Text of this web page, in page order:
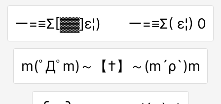
ー=≡Σ[▓▓]ε¦) ー=≡Σ( ε¦) 0
m(ﾟДﾟm)～【†】～(m´ρ`)m